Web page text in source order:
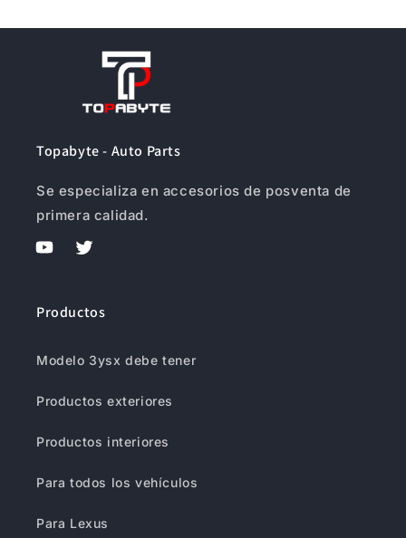
Topabyte - Auto Parts
Se especializa en accesorios de posventa de
primera calidad.
YouTubeGorjeo
Productos
Modelo 3ysx debe tener
Productos exteriores
Productos interiores
Para todos los vehículos
Para Lexus